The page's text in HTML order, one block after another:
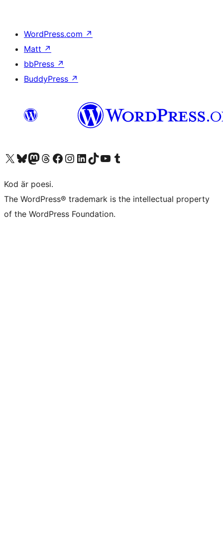
WordPress.com ↗
Matt ↗
bbPress ↗
BuddyPress ↗
Besök vår X-konto (f.d. Twitter)
Besök vårt Bluesky-konto
Besök vårt Mastodon-konto
Besök vårt Thread-konto
Besök vår Facebook-sidaBesök vårt Instagram-konto
Besök vårt LinkedIn-konto
Besök vårt TikTok-konto
Besök vår YouTube-kanalBesök vårt Tumblr-konto
Kod är poesi.
The WordPress® trademark is the intellectual property
of the WordPress Foundation.